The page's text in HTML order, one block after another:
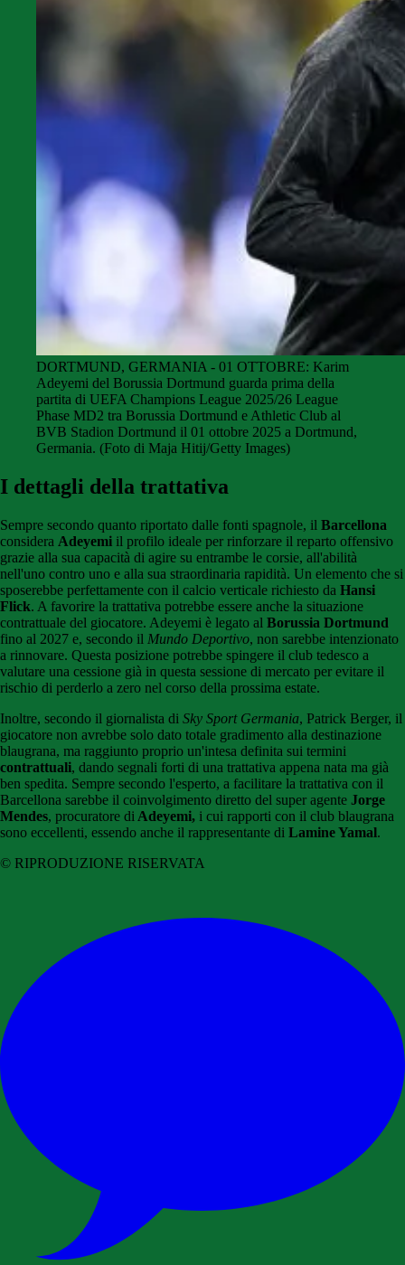
DORTMUND, GERMANIA - 01 OTTOBRE: Karim
Adeyemi del Borussia Dortmund guarda prima della
partita di UEFA Champions League 2025/26 League
Phase MD2 tra Borussia Dortmund e Athletic Club al
BVB Stadion Dortmund il 01 ottobre 2025 a Dortmund,
Germania. (Foto di Maja Hitij/Getty Images)
I dettagli della trattativa
Sempre secondo quanto riportato dalle fonti spagnole, il Barcellona
considera Adeyemi il profilo ideale per rinforzare il reparto offensivo
grazie alla sua capacità di agire su entrambe le corsie, all'abilità
nell'uno contro uno e alla sua straordinaria rapidità. Un elemento che si
sposerebbe perfettamente con il calcio verticale richiesto da Hansi
Flick. A favorire la trattativa potrebbe essere anche la situazione
contrattuale del giocatore. Adeyemi è legato al Borussia Dortmund
fino al 2027 e, secondo il Mundo Deportivo, non sarebbe intenzionato
a rinnovare. Questa posizione potrebbe spingere il club tedesco a
valutare una cessione già in questa sessione di mercato per evitare il
rischio di perderlo a zero nel corso della prossima estate.
Inoltre, secondo il giornalista di Sky Sport Germania, Patrick Berger, il
giocatore non avrebbe solo dato totale gradimento alla destinazione
blaugrana, ma raggiunto proprio un'intesa definita sui termini
contrattuali, dando segnali forti di una trattativa appena nata ma già
ben spedita. Sempre secondo l'esperto, a facilitare la trattativa con il
Barcellona sarebbe il coinvolgimento diretto del super agente Jorge
Mendes, procuratore di Adeyemi, i cui rapporti con il club blaugrana
sono eccellenti, essendo anche il rappresentante di Lamine Yamal.
© RIPRODUZIONE RISERVATA